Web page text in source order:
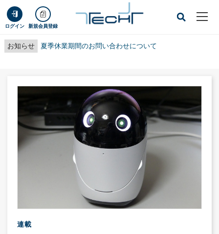
ログイン 新規会員登録
お知らせ 夏季休業期間のお問い合わせについて
連載